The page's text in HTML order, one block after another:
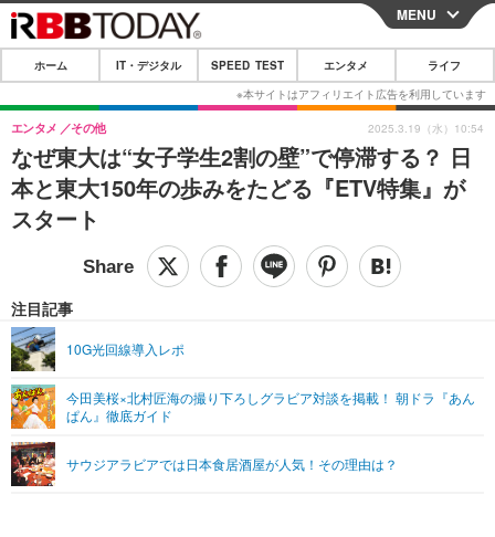
CLOSE
ホーム
IT・デジタル
IT・デジタルTOP スマートフォン
ショッピング その他
SPEED TEST
エンタメ
エンタメTOP 映画・ドラマ
音楽
グラビア ブログ
ペット
その他
リリース一覧
プッシュ通知の停止方法
MENU
ホーム IT・デジタル SPEED TEST エンタメ ライフ
なぜ東大は“女子学生2割の壁”で停滞する？ 日
本と東大150年の歩みをたどる『ETV特集』が
スタート
エンタメ その他
注目記事
10G光回線導入レポ
今田美桜×北村匠海の撮り下ろしグラビア対談を掲載！ 朝ドラ『あん
ぱん』徹底ガイド
サウジアラビアでは日本食居酒屋が人気！その理由は？
2025.3.19（水）10:54